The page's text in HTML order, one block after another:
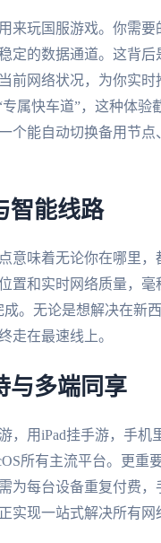
玩国服游戏。你需要
定的数据通道。这背
前网络状况，为你实
属快车道”，这种体
个能自动切换备用节
智能线路
意味着无论你在哪里
置和实时网络质量，
。无论是想解决在新
走在最速线上。
与多端同享
，用iPad挂手游，手
所有主流平台。更
为每台设备重复付费
实现一站式解决所有网